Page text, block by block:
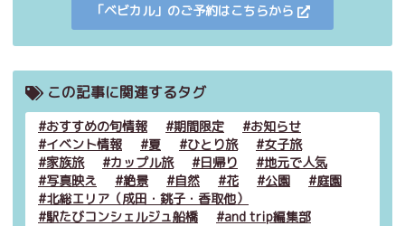
「ベビカル」のご予約はこちらから
この記事に関連するタグ
おすすめの旬情報 期間限定
お知らせ
イベント情報
夏 ひとり旅
女子旅
家族旅
カップル旅 日帰り
地元で人気
写真映え
絶景 自然 花 公園
庭園
北総エリア（成田・銚子・香取他）
駅たびコンシェルジュ船橋
and trip編集部